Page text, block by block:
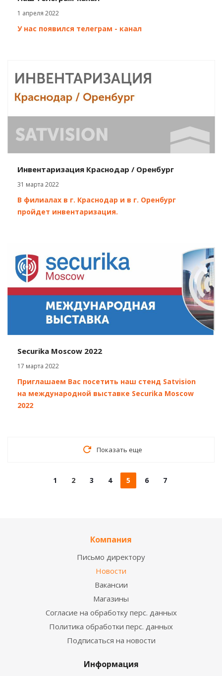
1 апреля 2022
У нас появился телеграм - канал
Инвентаризация Краснодар / Оренбург
31 марта 2022
В филиалах в г. Краснодар и в г. Оренбург
пройдет инвентаризация.
Securika Moscow 2022
17 марта 2022
Приглашаем Вас посетить наш стенд Satvision
на международной выставке Securika Moscow
2022
Показать еще
1 2 3 4 5 6 7
Компания
Письмо директору
Новости
Вакансии
Магазины
Согласие на обработку перс. данных
Политика обработки перс. данных
Подписаться на новости
Информация